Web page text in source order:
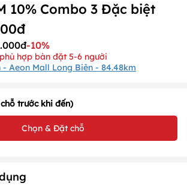
10% Combo 3 Đặc biệt
-10%
hợp bàn đặt 5-6 người
- Aeon Mall Long Biên - 84.48km
trước khi đến)
Chọn & Đặt chỗ